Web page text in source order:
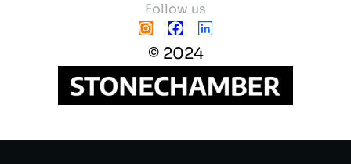
Follow us
© 2024